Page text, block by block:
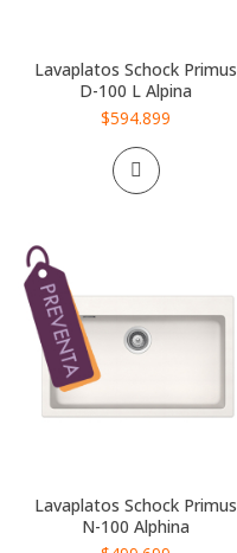
Lavaplatos Schock Primus
D-100 L Alpina
$594.899
Lavaplatos Schock Primus
N-100 Alphina